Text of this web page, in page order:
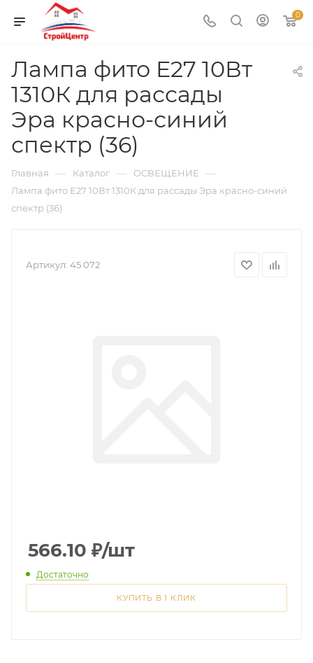
0
Лампа фито Е27 10Вт
1310К для рассады
Эра красно-синий
спектр (36)
Главная — Каталог — ОСВЕЩЕНИЕ —
Лампа фито Е27 10Вт 1310К для рассады Эра красно-синий
спектр (36)
Артикул: 45 072
566.10 ₽/шт
Достаточно
КУПИТЬ В 1 КЛИК